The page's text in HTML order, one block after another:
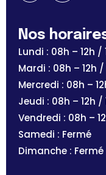
Nos
Lundi : 08h – 12h /
Mardi : 08h – 12h /
Mercredi : 08h –
Jeudi : 08h – 12h /
Vendredi : 08h –
Samedi : Fermé
Dimanche : Fermé